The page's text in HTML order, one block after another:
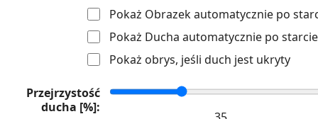
Pokaż Obrazek automatycznie po
Pokaż Ducha automatycznie po starcie
Pokaż obrys, jeśli duch jest ukryty
Przejrzystość
ducha [%]